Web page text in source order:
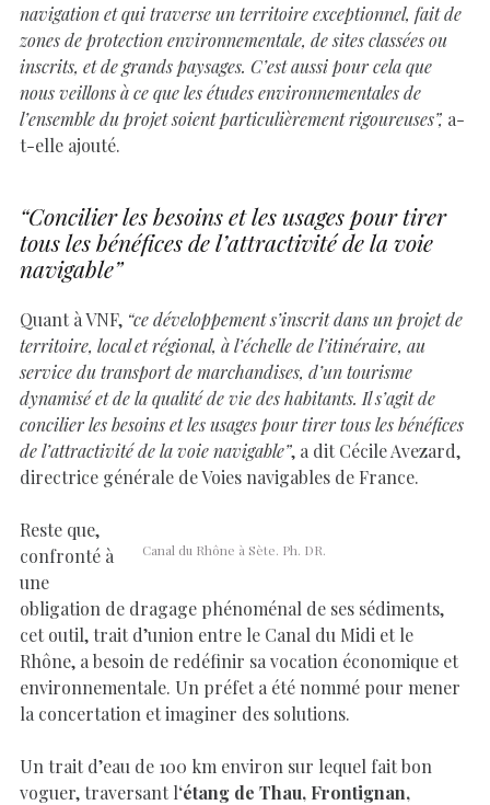
navigation et qui traverse un territoire exceptionnel, fait de
zones de protection environnementale, de sites classées ou
inscrits, et de grands paysages. C’est aussi pour cela que
nous veillons à ce que les études environnementales de
l’ensemble du projet soient particulièrement rigoureuses”, a-
t-elle ajouté.
“Concilier les besoins et les usages pour tirer
tous les bénéfices de l’attractivité de la voie
navigable”
Quant à VNF, “ce développement s’inscrit dans un projet de
territoire, local et régional, à l’échelle de l’itinéraire, au
service du transport de marchandises, d’un tourisme
dynamisé et de la qualité de vie des habitants. Il s’agit de
concilier les besoins et les usages pour tirer tous les bénéfices
de l’attractivité de la voie navigable”, a dit Cécile Avezard,
directrice générale de Voies navigables de France.
Canal du Rhône à Sète. Ph. DR.
Reste que,
confronté à
une
obligation de dragage phénoménal de ses sédiments,
cet outil, trait d’union entre le Canal du Midi et le
Rhône, a besoin de redéfinir sa vocation économique et
environnementale. Un préfet a été nommé pour mener
la concertation et imaginer des solutions.
Un trait d’eau de 100 km environ sur lequel fait bon
voguer, traversant l‘étang de Thau, Frontignan,